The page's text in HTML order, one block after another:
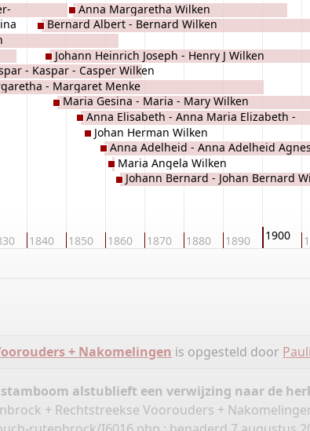
1840 1850 1860 1870 1880 1890 1900
- Kaspar - Casper Wilken
- Margaret Menke
Bernard Albert - Bernard Wilken
Johann Heinrich Joseph - Henry J Wilken
Maria Gesina - Maria - Mary Wilken
Anna Margaretha Wilken
Anna Elisabeth - Anna Maria Elizabeth -
Ann Eliza - Elisa Wilken
Johan Herman Wilken
Anna Adelheid - Anna Adelheid
Anna Agnes - Anna Adeline Wilken
Maria Angela Wilken
Johann Bernard - Johan Bernard
+ Nakomelingen is opgesteld door
alstublieft een verwijzing naar de
+ Rechtstreekse Voorouders +